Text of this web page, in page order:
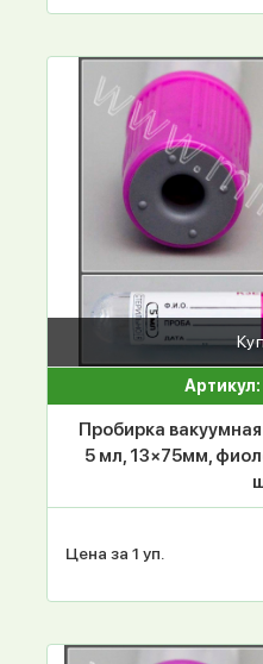
Пробирка
5 мл, 13×75мм,
Цена за 1 уп.